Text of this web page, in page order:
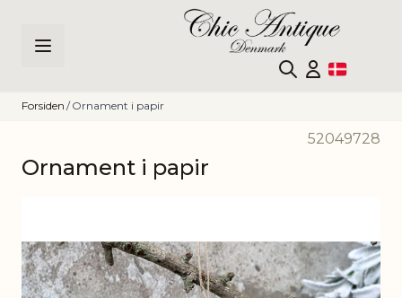
Forsiden / Ornament i papir
52049728
Ornament i papir